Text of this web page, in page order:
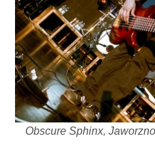
Obscure Sphinx,